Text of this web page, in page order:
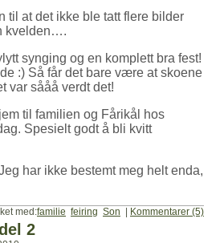
til at det ikke ble tatt flere bilder
kvelden….
synging og en komplett bra fest!
:) Så får det bare være at skoene
var sååå verdt det!
til familien og Fårikål hos
Spesielt godt å bli kvitt
har ikke bestemt meg helt enda,
med:familie feiring Son Kommentarer (5)
2